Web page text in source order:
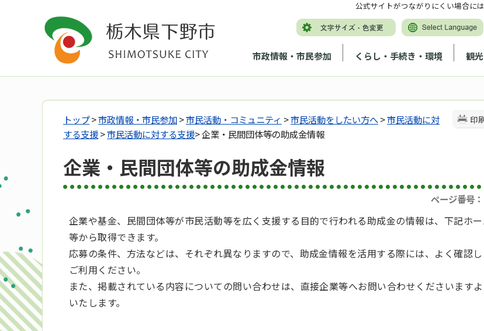
市政情報・市民参加 くらし・手続き・環境 観
公式サイトがつながりにくい場合に
印
トップ>市政情報・市民参加>市民活動・コミュニティ >市民活動をしたい方へ>市民活動に対
する支援>市民活動に対する支援> 企業・民間団体等の助成金情報
企業・民間団体等の助成金情報
ページ番号
企業や基金、民間団体等が市民活動等を広く支援する目的で行われる助成金の情報は、下記ホ
等から取得できます。
応募の条件、方法などは、それぞれ異なりますので、助成金情報を活用する際には、よく確認
ご利用ください。
また、掲載されている内容についての問い合わせは、直接企業等へお問い合わせくださいます
いたします。